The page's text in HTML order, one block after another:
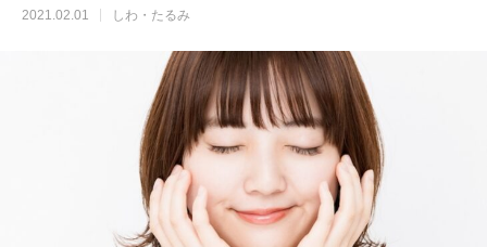
2021.02.01 しわ・たるみ